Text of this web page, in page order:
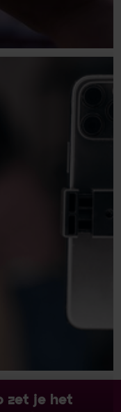
bewerk je je
(deel
zet je het